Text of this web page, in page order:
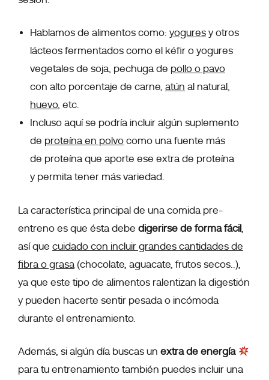
Hablamos de alimentos como: yogures y otros
lácteos fermentados como el kéfir o yogures
vegetales de soja, pechuga de pollo o pavo
con alto porcentaje de carne, atún al natural,
huevo, etc.
Incluso aquí se podría incluir algún suplemento
de proteína en polvo como una fuente más
de proteína que aporte ese extra de proteína
y permita tener más variedad.
La característica principal de una comida pre-
entreno es que ésta debe digerirse de forma fácil
así que cuidado con incluir grandes cantidades de
fibra o grasa (chocolate, aguacate, frutos secos..),
ya que este tipo de alimentos ralentizan la digestión
y pueden hacerte sentir pesada o incómoda
durante el entrenamiento.
Además, si algún día buscas un extra de energía
para tu entrenamiento también puedes incluir una